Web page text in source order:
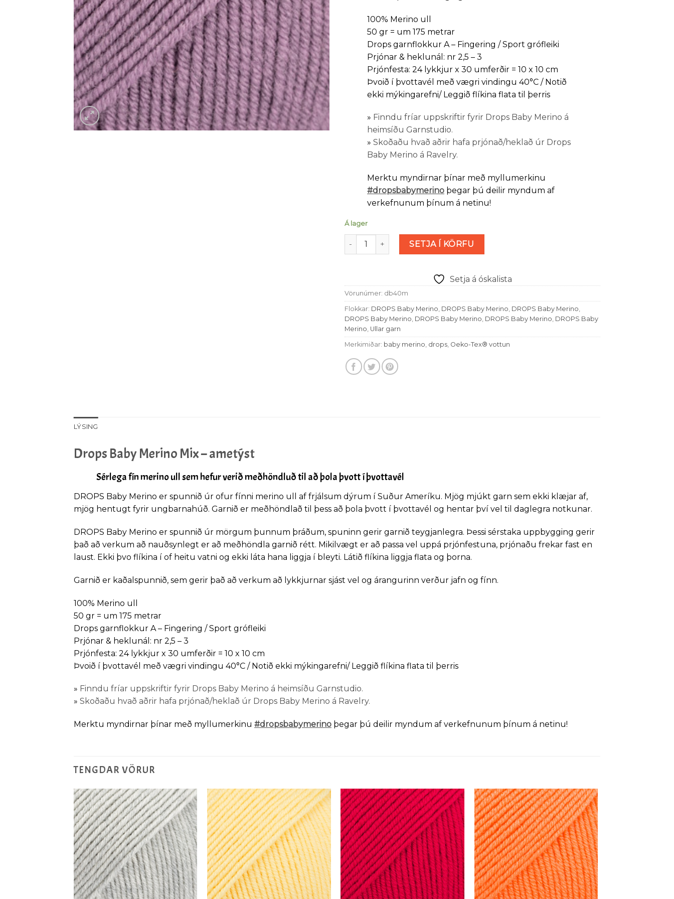
100% Merino ull
50 gr = um 175 metrar
Drops garnflokkur A – Fingering / Sport grófleiki
Prjónar & heklunál: nr 2,5 – 3
Prjónfesta: 24 lykkjur x 30 umferðir = 10 x 10 cm
Þvoið í þvottavél með vægri vindingu 40°C / Notið
ekki mýkingarefni/ Leggið flíkina flata til þerris
» Finndu fríar uppskriftir fyrir Drops Baby Merino á
heimsíðu Garnstudio.
» Skoðaðu hvað aðrir hafa prjónað/heklað úr Drops
Baby Merino á Ravelry.
Merktu myndirnar þínar með myllumerkinu
#dropsbabymerino þegar þú deilir myndum af
verkefnunum þínum á netinu!
Á lager
Drops Baby Merino Mix - Ametýst (nr 40) magn
SETJA Í KÖRFU
Setja á óskalista
Vörunúmer: db40m
Flokkar: DROPS Baby Merino DROPS Baby Merino DROPS Baby Merino
DROPS Baby Merino DROPS Baby Merino DROPS Baby Merino DROPS Baby
Merino Ullar garn
Merkimiðar: baby merino drops Oeko-Tex® vottun
LÝSING
Drops Baby Merino Mix – ametýst
Sérlega fín merino ull sem hefur verið meðhöndluð til að þola þvott í þvottavél
DROPS Baby Merino er spunnið úr ofur fínni merino ull af frjálsum dýrum í Suður Ameríku. Mjög mjúkt garn sem ekki klæjar af,
mjög hentugt fyrir ungbarnahúð. Garnið er meðhöndlað til þess að þola þvott í þvottavél og hentar því vel til daglegra notkunar.
DROPS Baby Merino er spunnið úr mörgum þunnum þráðum, spuninn gerir garnið teygjanlegra. Þessi sérstaka uppbygging gerir
það að verkum að nauðsynlegt er að meðhöndla garnið rétt. Mikilvægt er að passa vel uppá prjónfestuna, prjónaðu frekar fast en
laust. Ekki þvo flíkina í of heitu vatni og ekki láta hana liggja í bleyti. Látið flíkina liggja flata og þorna.
Garnið er kaðalspunnið, sem gerir það að verkum að lykkjurnar sjást vel og árangurinn verður jafn og fínn.
100% Merino ull
50 gr = um 175 metrar
Drops garnflokkur A – Fingering / Sport grófleiki
Prjónar & heklunál: nr 2,5 – 3
Prjónfesta: 24 lykkjur x 30 umferðir = 10 x 10 cm
Þvoið í þvottavél með vægri vindingu 40°C / Notið ekki mýkingarefni/ Leggið flíkina flata til þerris
» Finndu fríar uppskriftir fyrir Drops Baby Merino á heimsíðu Garnstudio.
» Skoðaðu hvað aðrir hafa prjónað/heklað úr Drops Baby Merino á Ravelry.
Merktu myndirnar þínar með myllumerkinu #dropsbabymerino þegar þú deilir myndum af verkefnunum þínum á netinu!
TENGDAR VÖRUR
Setja á
óskalista
Setja á
óskalista
Setja á
óskalista
Setja á
óskalista